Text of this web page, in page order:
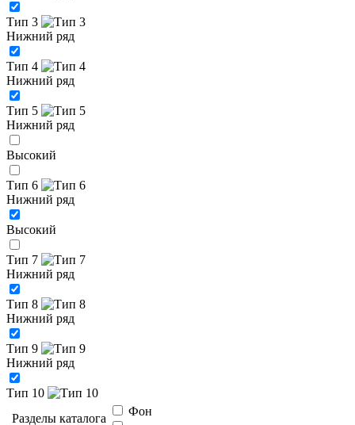
Тип 3
Нижний ряд
Тип 4
Нижний ряд
Тип 5
Нижний ряд
Высокий
Тип 6
Нижний ряд
Высокий
Тип 7
Нижний ряд
Тип 8
Нижний ряд
Тип 9
Нижний ряд
Тип 10
Разделы каталога
Фон